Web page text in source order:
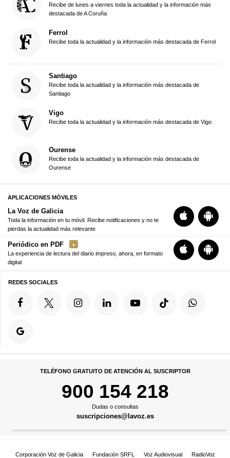
Recibe de lunes a viernes toda la actualidad y la información más
destacada de A Coruña
Ferrol
Recibe toda la actualidad y la información más destacada de Ferrol
Santiago
Recibe toda la actualidad y la información más destacada de
Santiago
Vigo
Recibe toda la actualidad y la información más destacada de Vigo
Ourense
Recibe toda la actualidad y la información más destacada de
Ourense
APLICACIONES MÓVILES
La Voz de Galicia
Toda la información en tu móvil. Recibe notificaciones y no te
pierdas la actualidad más relevante
Periódico en PDF
La experiencia de lectura del diario impreso, ahora, en formato
digital
REDES SOCIALES
TELÉFONO GRATUITO DE ATENCIÓN AL SUSCRIPTOR
900 154 218
Dudas o consultas
suscripciones@lavoz.es
Corporación Voz de Galicia Fundación SRFL Voz Audiovisual RadioVoz